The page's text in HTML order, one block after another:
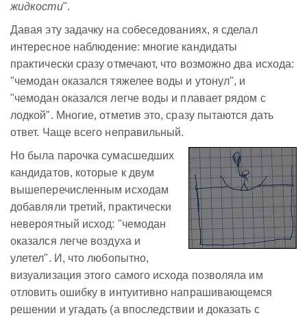
жидкости".
Давая эту задачку на собеседованиях, я сделал
интересное наблюдение: многие кандидаты
практически сразу отмечают, что возможно два исхода:
"чемодан оказался тяжелее воды и утонул", и
"чемодан оказался легче воды и плавает рядом с
лодкой". Многие, отметив это, сразу пытаются дать
ответ. Чаще всего неправильный.
Но была парочка сумасшедших
кандидатов, которые к двум
вышеперечисленным исходам
добавляли третий, практически
невероятный исход: "чемодан
оказался легче воздуха и
улетел". И, что любопытно,
визуализация этого самого исхода позволяла им
отловить ошибку в интуитивно напрашивающемся
решении и угадать (а впоследствии и доказать с